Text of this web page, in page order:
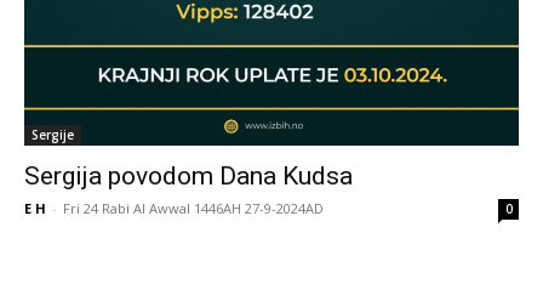
Sergije
Sergija povodom Dana Kudsa
E H - Fri 24 Rabi Al Awwal 1446AH 27-9-2024AD 0